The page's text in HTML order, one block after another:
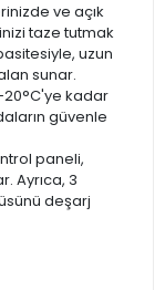
ve açık
taze tutmak
uzun
sunar.
kadar
güvenle
paneli,
Ayrıca, 3
deşarj